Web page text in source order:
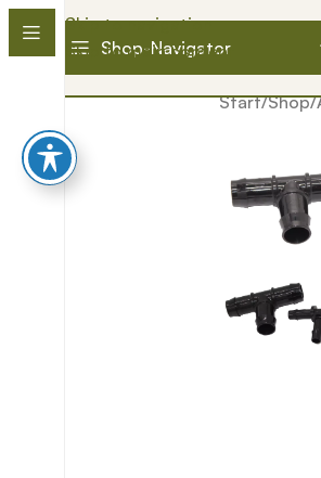
Skip to navigation
Skip to main content
Shop-Navigator
Start/Shop/